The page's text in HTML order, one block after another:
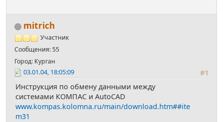
mitrich
Участник
Сообщения: 55
Город: Курган
#1
03.01.04, 18:05:09
Инструкция по обмену данными между
системами КОМПАС и AutoCAD
www.kompas.kolomna.ru/main/download.htm##ite
m31